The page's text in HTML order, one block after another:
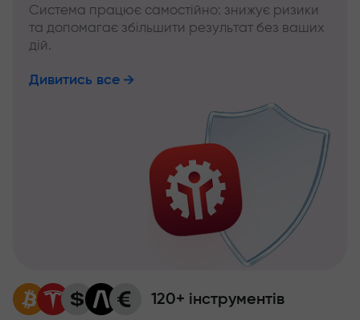
Система працює самостійно: знижує ризики
та допомагає збільшити результат без ваших
дій.
Дивитись все
120+ інструментів